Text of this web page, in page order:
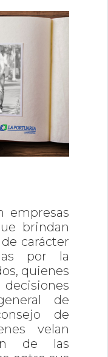
empresas
brindan
carácter
por la
quienes
de
de
velan
de las